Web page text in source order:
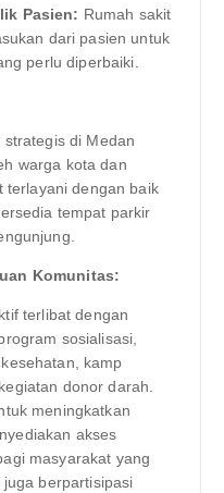
Pasien: Rumah sakit
dari pasien untuk
perlu diperbaiki.
strategis di Medan
warga kota dan
terlayani dengan baik
tempat parkir
Komunitas:
terlibat dengan
sosialisasi,
kamp
donor darah.
meningkatkan
akses
masyarakat yang
berpartisipasi